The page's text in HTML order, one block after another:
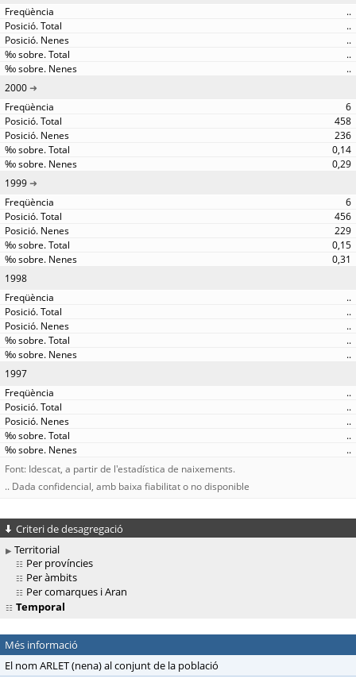
..
..
..
..
..
2000
6
458
236
0,14
0,29
1999
6
456
229
0,15
0,31
1998
..
..
..
..
..
1997
..
..
..
..
..
Font: Idescat, a partir de l'estadística de naixements.
.. Dada confidencial, amb baixa fiabilitat o no disponible
Criteri de desagregació
Territorial
Per províncies
Per àmbits
Per comarques i Aran
Temporal
Més informació
El nom ARLET (nena) al conjunt de la població